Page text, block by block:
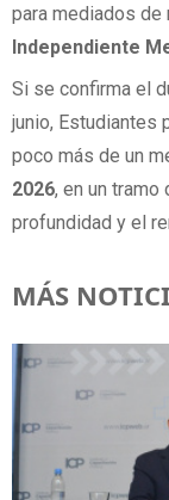
para mediados de
Independiente
Si se confirma el
junio, Estudiantes
poco más de un
2026, en un tramo
profundidad y el
MÁS